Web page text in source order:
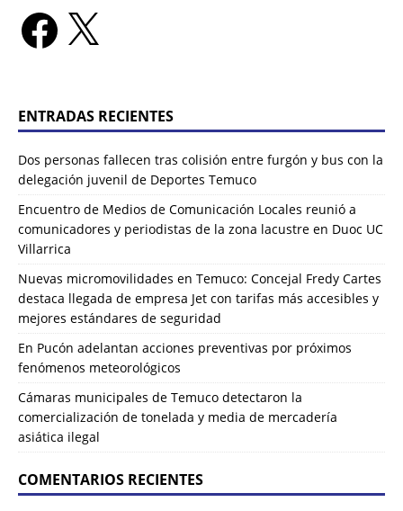
ENTRADAS RECIENTES
Dos personas fallecen tras colisión entre furgón y bus con la
delegación juvenil de Deportes Temuco
Encuentro de Medios de Comunicación Locales reunió a
comunicadores y periodistas de la zona lacustre en Duoc UC
Villarrica
Nuevas micromovilidades en Temuco: Concejal Fredy Cartes
destaca llegada de empresa Jet con tarifas más accesibles y
mejores estándares de seguridad
En Pucón adelantan acciones preventivas por próximos
fenómenos meteorológicos
Cámaras municipales de Temuco detectaron la
comercialización de tonelada y media de mercadería
asiática ilegal
COMENTARIOS RECIENTES